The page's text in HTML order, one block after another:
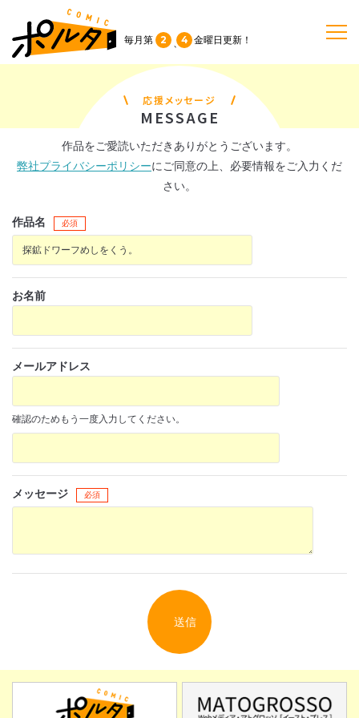
毎月第 2 4 金曜日 更新！
単行本
NEWS
お問い合わせ
閉じる
応援メッセージ
MESSAGE
作品をご愛読いただきありがとうございます。
弊社プライバシーポリシーにご同意の上、必要情報をご入力くだ
さい。
作品名 必須
お名前
メールアドレス
確認のためもう一度入力してください。
メッセージ 必須